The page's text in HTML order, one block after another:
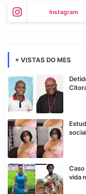
Instagram
+ VISTAS DO MES
Caso
vida